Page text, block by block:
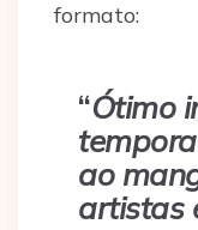
formato:
“Ótimo
ao
artistas